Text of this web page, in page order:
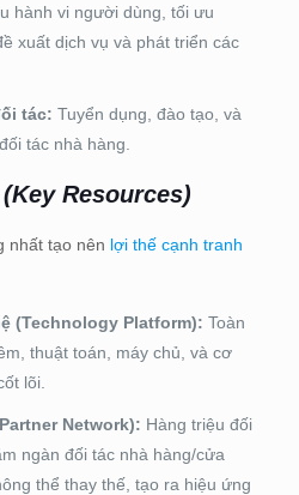
hành vi người dùng, tối ưu
xuất dịch vụ và phát triển các
tác: Tuyển dụng, đào tạo, và
tác nhà hàng.
Resources)
nhất tạo nên lợi thế cạnh tranh
(Technology Platform): Toàn
thuật toán, máy chủ, và cơ
lõi.
Network): Hàng triệu đối
ngàn đối tác nhà hàng/cửa
thể thay thế, tạo ra hiệu ứng